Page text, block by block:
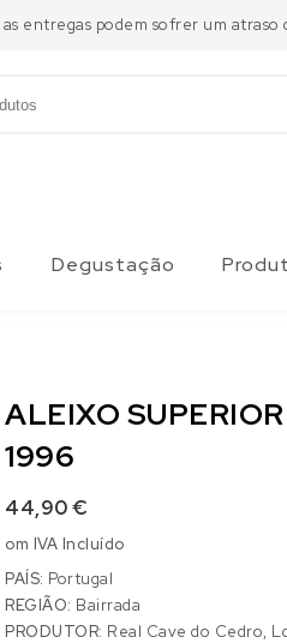
entregas podem sofrer um
Degustação
ALEIXO
1996
44,90€
om IVA Incluído
PAÍS: Portugal
REGIÃO: Bairrada
PRODUTOR: Real Cave do Cedro,